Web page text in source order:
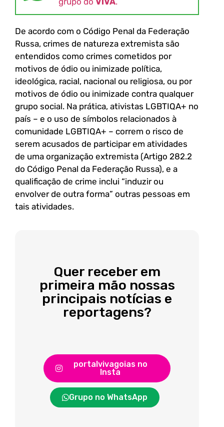
De acordo com o Código Penal da Federação
Russa, crimes de natureza extremista são
entendidos como crimes cometidos por
motivos de ódio ou inimizade política,
ideológica, racial, nacional ou religiosa, ou por
motivos de ódio ou inimizade contra qualquer
grupo social. Na prática, ativistas LGBTIQA+ no
país – e o uso de símbolos relacionados à
comunidade LGBTIQA+ – correm o risco de
serem acusados ​​de participar em atividades
de uma organização extremista (Artigo 282.2
do Código Penal da Federação Russa), e a
qualificação de crime inclui “induzir ou
envolver de outra forma” outras pessoas em
tais atividades.
Quer receber em
primeira mão nossas
principais notícias e
reportagens?
portalvivagoias no
Insta
Grupo no WhatsApp